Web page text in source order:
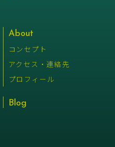
About
コンセプト
アクセス・連絡先
プロフィール
Blog